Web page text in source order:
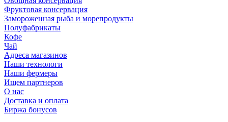
Фруктовая консервация
Замороженная рыба и морепродукты
Полуфабрикаты
Кофе
Чай
Адреса магазинов
Наши технологи
Наши фермеры
Ищем партнеров
О нас
Доставка и оплата
Биржа бонусов